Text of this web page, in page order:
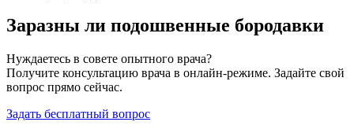
Заразны ли подошвенные бородавки
Нуждаетесь в совете опытного врача?
Получите консультацию врача в онлайн-режиме. Задайте свой
вопрос прямо сейчас.
Задать бесплатный вопрос